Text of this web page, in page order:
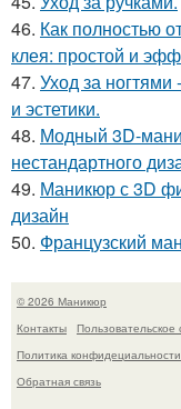
46. Как полностью
клея: простой и
47. Уход за ногтями
и эстетики.
48. Модный 3D-
нестандартного
49. Маникюр с 3D
дизайн
50. Французский
© 2026 Маникюр
Контакты
Пользовательское
Политика конфидециальности
Обратная связь